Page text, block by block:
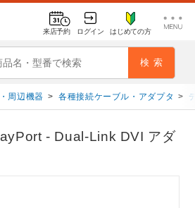
来店予約 ログイン はじめての方
周辺機器 > 各種接続ケーブル・アダプタ >
- Dual-Link DVI アダ